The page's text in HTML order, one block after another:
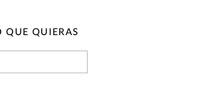
QUE QUIERAS